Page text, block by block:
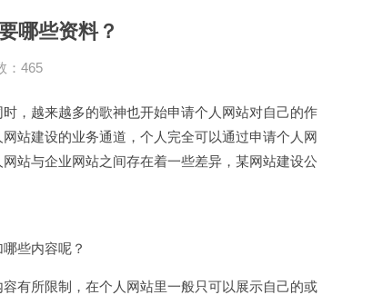
哪些资料？
：465
，越来越多的歌神也开始申请个人网站对自己的作
网站建设的业务通道，个人完全可以通过申请个人网
站与企业网站之间存在着一些差异，某网站建设公
些内容呢？
有所限制，在个人网站里一般只可以展示自己的或